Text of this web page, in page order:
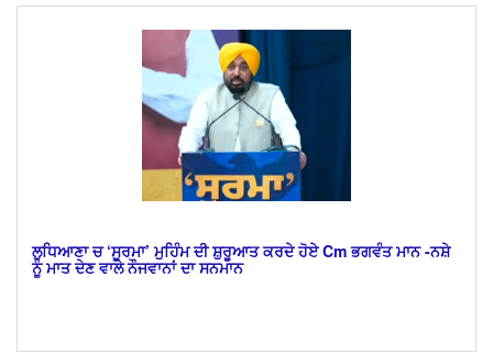
​ਲੁਧਿਆਣਾ ਚ ‘ਸੂਰਮਾ’ ਮੁਹਿੰਮ ਦੀ ਸ਼ੁਰੂਆਤ ਕਰਦੇ ਹੋਏ Cm ਭਗਵੰਤ ਮਾਨ -ਨਸ਼ੇ
ਨੂੰ ਮਾਤ ਦੇਣ ਵਾਲੇ ਨੌਜਵਾਨਾਂ ਦਾ ਸਨਮਾਨ